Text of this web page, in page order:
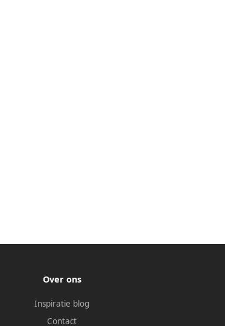
Over ons
Inspiratie blog
Contact